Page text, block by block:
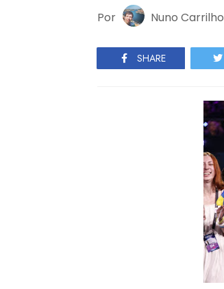
Por Nuno Carrilho
SHARE